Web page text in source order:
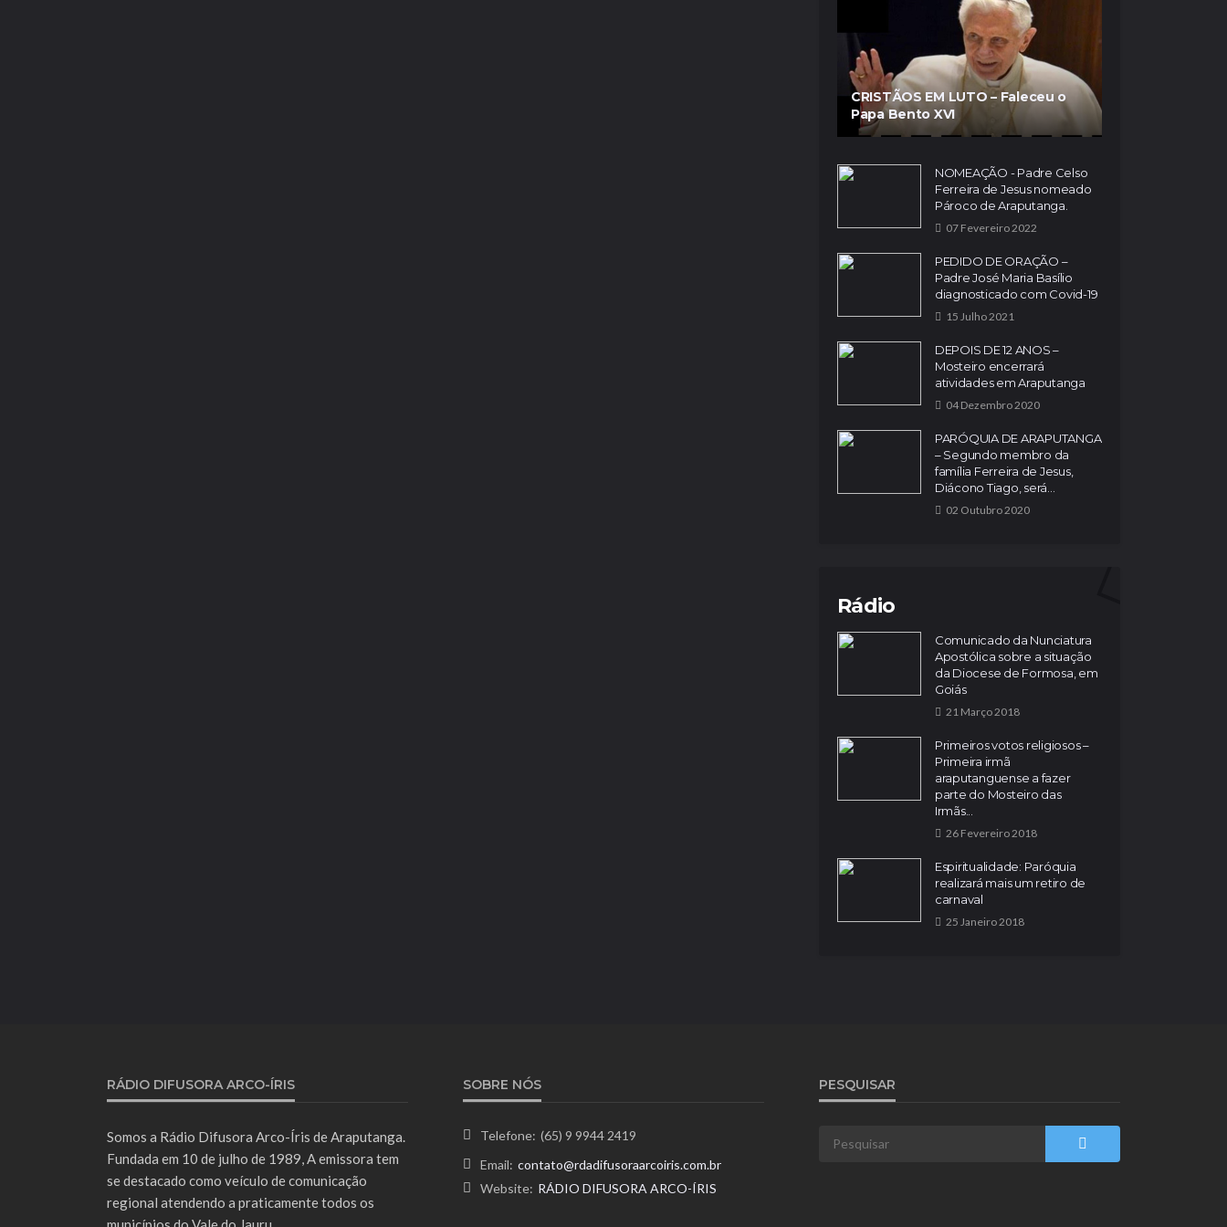
CRISTÃOS EM LUTO – Faleceu o
Papa Bento XVI
NOMEAÇÃO - Padre Celso
Ferreira de Jesus nomeado
Pároco de Araputanga.
07 Fevereiro 2022
PEDIDO DE ORAÇÃO –
Padre José Maria Basílio
diagnosticado com Covid-19
15 Julho 2021
DEPOIS DE 12 ANOS –
Mosteiro encerrará
atividades em Araputanga
04 Dezembro 2020
PARÓQUIA DE ARAPUTANGA
– Segundo membro da
família Ferreira de Jesus,
Diácono Tiago, será...
02 Outubro 2020
Rádio
Comunicado da Nunciatura
Apostólica sobre a situação
da Diocese de Formosa, em
Goiás
21 Março 2018
Primeiros votos religiosos –
Primeira irmã
araputanguense a fazer
parte do Mosteiro das
Irmãs...
26 Fevereiro 2018
Espiritualidade: Paróquia
realizará mais um retiro de
carnaval
25 Janeiro 2018
RÁDIO DIFUSORA ARCO-ÍRIS
Somos a Rádio Difusora Arco-Íris de Araputanga.
Fundada em 10 de julho de 1989, A emissora tem
se destacado como veículo de comunicação
regional atendendo a praticamente todos os
SOBRE NÓS
Telefone: (65) 9 9944 2419
Email: contato@rdadifusoraarcoiris.com.br
Website: RÁDIO DIFUSORA ARCO-ÍRIS
PESQUISAR